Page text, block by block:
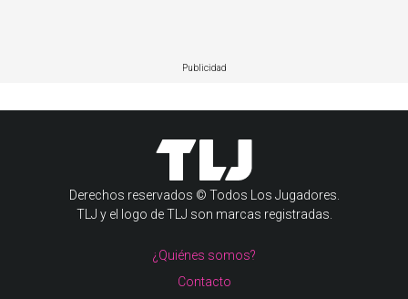
Publicidad
Derechos reservados © Todos Los Jugadores.
TLJ y el logo de TLJ son marcas registradas.
¿Quiénes somos?
Contacto